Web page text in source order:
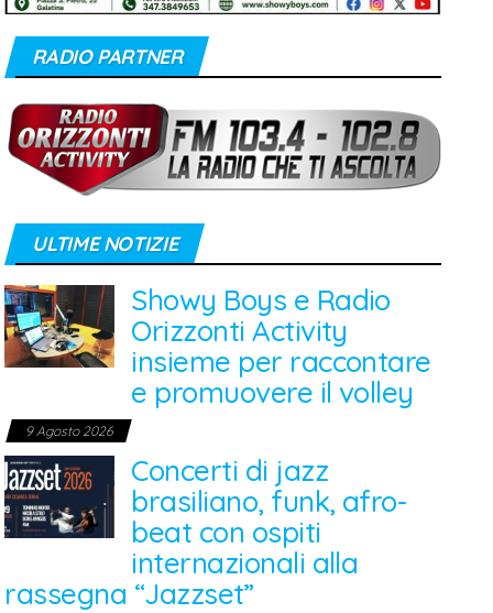
RADIO PARTNER
ULTIME NOTIZIE
Showy Boys e Radio
Orizzonti Activity
insieme per raccontare
e promuovere il volley
9 Agosto 2026
Concerti di jazz
brasiliano, funk, afro-
beat con ospiti
internazionali alla
rassegna “Jazzset”